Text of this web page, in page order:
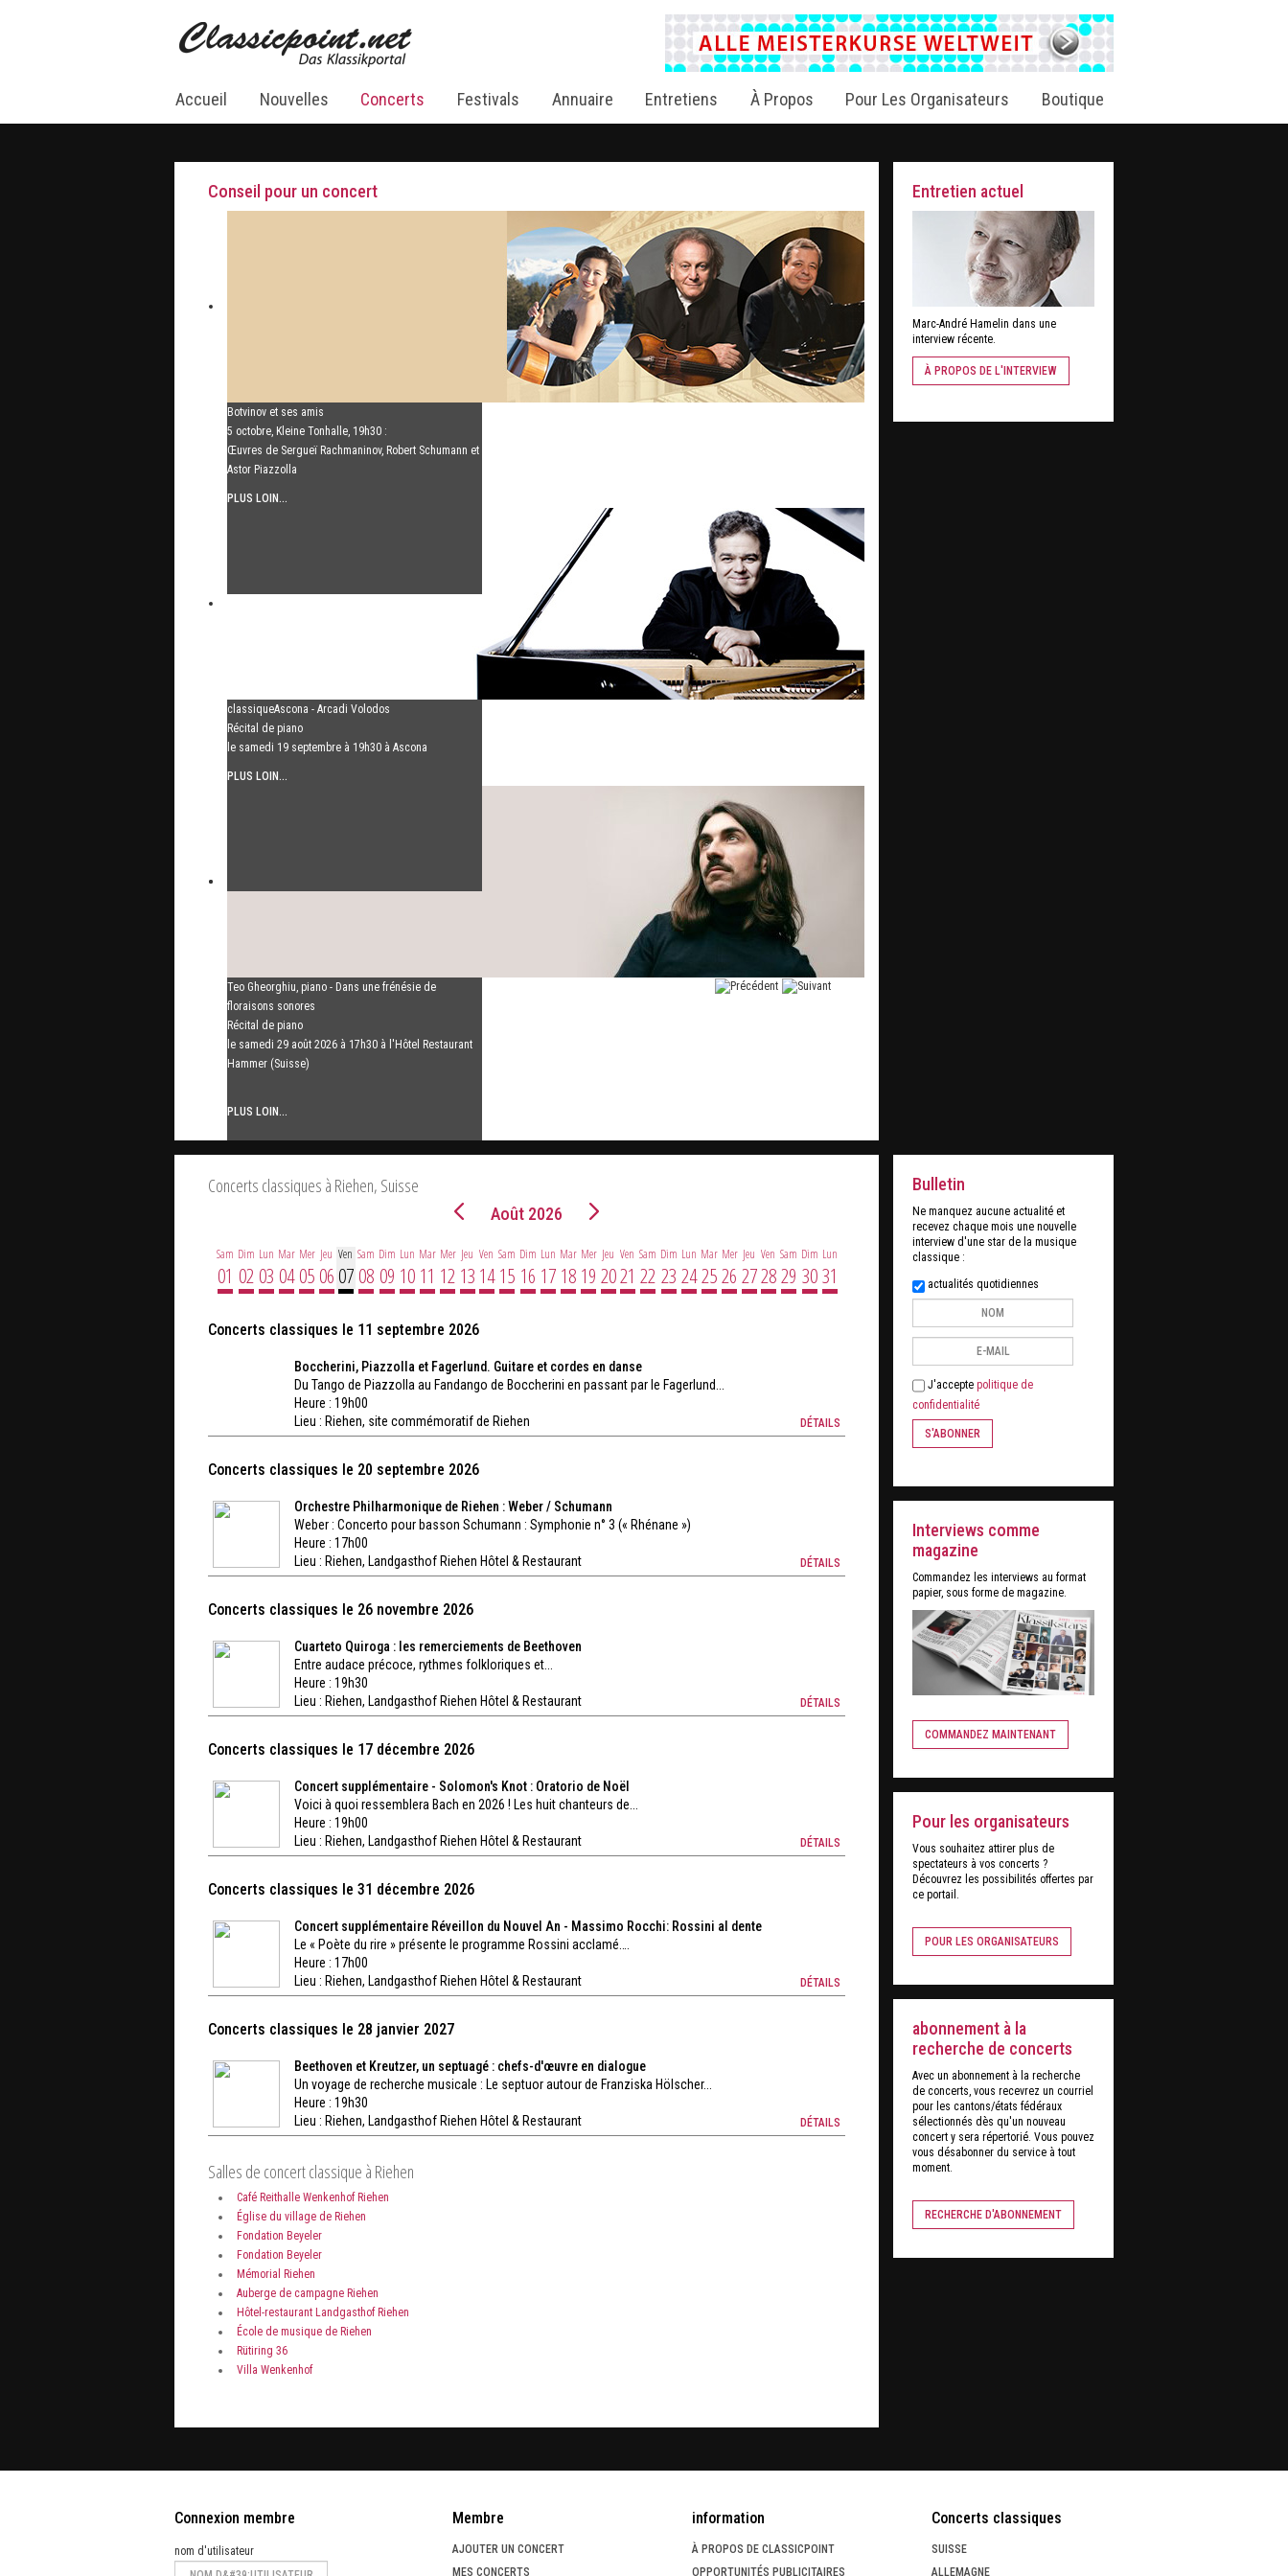
Accueil Nouvelles Concerts Festivals Annuaire Entretiens À Propos Pour Les Organisateurs Boutique
Conseil pour un concert
Botvinov et ses amis
5 octobre, Kleine Tonhalle, 19h30 :
Œuvres de Sergueï Rachmaninov, Robert Schumann et
Astor Piazzolla
PLUS LOIN...
classiqueAscona - Arcadi Volodos
Récital de piano
le samedi 19 septembre à 19h30 à Ascona
PLUS LOIN...
Mikhaïl Chichkine et Alexeï Botvinov
Mikhail Shishkin - Lecture, discussion et Alexey
Botvinov - Piano
Dimanche 16 août 2026, 10h30, Hôtel Hammer
(Suisse)
Teo Gheorghiu, piano - Dans une frénésie de
floraisons sonores
Récital de piano
le samedi 29 août 2026 à 17h30 à l'Hôtel Restaurant
Hammer (Suisse)
PLUS LOIN...
Entretien actuel
Marc-André Hamelin dans une
interview récente.
À PROPOS DE L'INTERVIEW
Concerts classiques à Riehen, Suisse
Août 2026
Sam
01
Dim
02
Lun
03
Mar
04
Mer
05
Jeu
06
Ven
07
Sam
08
Dim
09
Lun
10
Mar
11
Mer
12
Jeu
13
Ven
14
Sam
15
Dim
16
Lun
17
Mar
18
Mer
19
Jeu
20
Ven
21
Sam
22
Dim
23
Lun
24
Mar
25
Mer
26
Jeu
27
Ven
28
Sam
29
Dim
30
Lun
31
Concerts classiques le 11 septembre 2026
Boccherini, Piazzolla et Fagerlund. Guitare et cordes en danse
Du Tango de Piazzolla au Fandango de Boccherini en passant par le Fagerlund...
Heure : 19h00
Lieu : Riehen, site commémoratif de Riehen DÉTAILS
Concerts classiques le 20 septembre 2026
Orchestre Philharmonique de Riehen : Weber / Schumann
Weber : Concerto pour basson Schumann : Symphonie n° 3 (« Rhénane »)
Heure : 17h00
Lieu : Riehen, Landgasthof Riehen Hôtel & Restaurant DÉTAILS
Concerts classiques le 26 novembre 2026
Cuarteto Quiroga : les remerciements de Beethoven
Entre audace précoce, rythmes folkloriques et...
Heure : 19h30
Lieu : Riehen, Landgasthof Riehen Hôtel & Restaurant DÉTAILS
Concerts classiques le 17 décembre 2026
Concert supplémentaire - Solomon's Knot : Oratorio de Noël
Voici à quoi ressemblera Bach en 2026 ! Les huit chanteurs de...
Heure : 19h00
Lieu : Riehen, Landgasthof Riehen Hôtel & Restaurant DÉTAILS
Concerts classiques le 31 décembre 2026
Concert supplémentaire Réveillon du Nouvel An - Massimo Rocchi: Rossini al dente
Le « Poète du rire » présente le programme Rossini acclamé….
Heure : 17h00
Lieu : Riehen, Landgasthof Riehen Hôtel & Restaurant DÉTAILS
Concerts classiques le 28 janvier 2027
Beethoven et Kreutzer, un septuagé : chefs-d'œuvre en dialogue
Un voyage de recherche musicale : Le septuor autour de Franziska Hölscher...
Heure : 19h30
Lieu : Riehen, Landgasthof Riehen Hôtel & Restaurant DÉTAILS
Salles de concert classique à Riehen
Café Reithalle Wenkenhof Riehen
Église du village de Riehen
Fondation Beyeler
Fondation Beyeler
Mémorial Riehen
Auberge de campagne Riehen
Hôtel-restaurant Landgasthof Riehen
École de musique de Riehen
Rütiring 36
Villa Wenkenhof
Bulletin
Ne manquez aucune actualité et
recevez chaque mois une nouvelle
interview d'une star de la musique
classique :
actualités quotidiennes
J'accepte politique de
confidentialité
S'ABONNER
Interviews comme
magazine
Commandez les interviews au format
papier, sous forme de magazine.
COMMANDEZ MAINTENANT
Pour les organisateurs
Vous souhaitez attirer plus de
spectateurs à vos concerts ?
Découvrez les possibilités offertes par
ce portail.
POUR LES ORGANISATEURS
abonnement à la
recherche de concerts
Avec un abonnement à la recherche
de concerts, vous recevrez un courriel
pour les cantons/états fédéraux
sélectionnés dès qu'un nouveau
concert y sera répertorié. Vous pouvez
vous désabonner du service à tout
moment.
RECHERCHE D'ABONNEMENT
Connexion membre
nom d'utilisateur
Membre
AJOUTER UN CONCERT
MES CONCERTS
information
À PROPOS DE CLASSICPOINT
OPPORTUNITÉS PUBLICITAIRES
Concerts classiques
SUISSE
ALLEMAGNE